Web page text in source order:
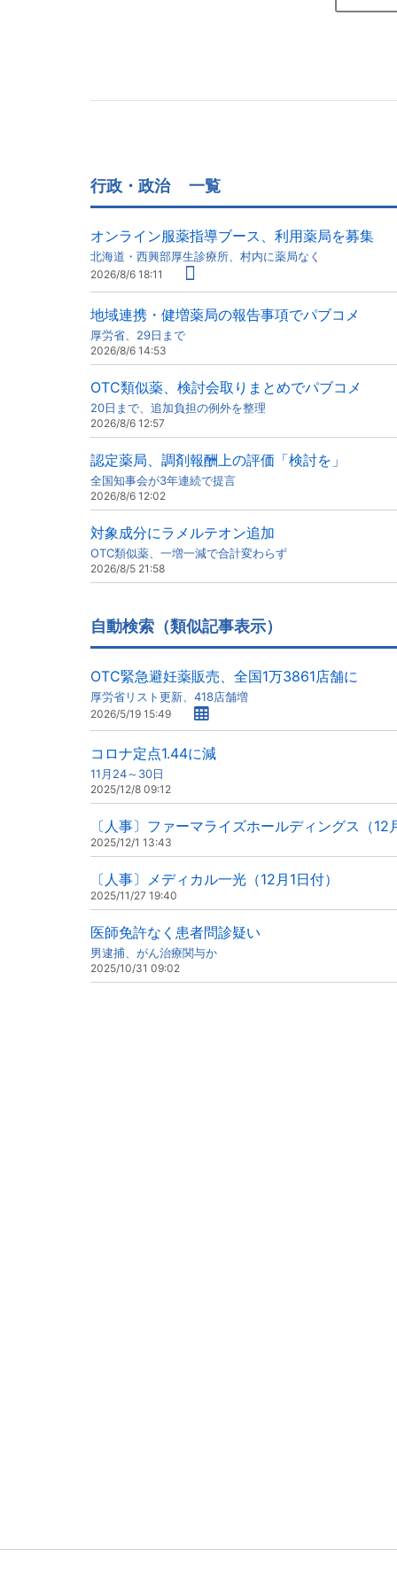
行政・政治 一覧
オンライン服薬指導ブース、利用薬局を募集
北海道・西興部厚生診療所、村内に薬局なく
2026/8/6 18:11
地域連携・健増薬局の報告事項でパブコメ
厚労省、29日まで
2026/8/6 14:53
OTC類似薬、検討会取りまとめでパブコメ
20日まで、追加負担の例外を整理
2026/8/6 12:57
認定薬局、調剤報酬上の評価「検討を」
全国知事会が3年連続で提言
2026/8/6 12:02
対象成分にラメルテオン追加
OTC類似薬、一増一減で合計変わらず
2026/8/5 21:58
自動検索（類似記事表示）
OTC緊急避妊薬販売、全国1万3861店舗に
厚労省リスト更新、418店舗増
2026/5/19 15:49
コロナ定点1.44に減
11月24～30日
2025/12/8 09:12
〔人事〕ファーマライズホールディングス（12
2025/12/1 13:43
〔人事〕メディカル一光（12月1日付）
2025/11/27 19:40
医師免許なく患者問診疑い
男逮捕、がん治療関与か
2025/10/31 09:02